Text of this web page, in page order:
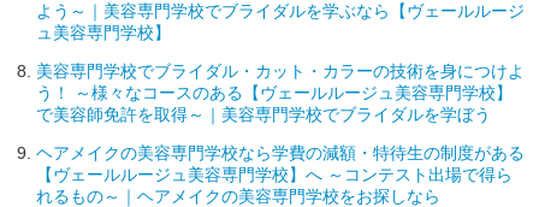
よう～｜美容専門学校でブライダルを学ぶなら【ヴェールルージ
ュ美容専門学校】
美容専門学校でブライダル・カット・カラーの技術を身につけよ
う！ ～様々なコースのある【ヴェールルージュ美容専門学校】
で美容師免許を取得～｜美容専門学校でブライダルを学ぼう
ヘアメイクの美容専門学校なら学費の減額・特待生の制度がある
【ヴェールルージュ美容専門学校】へ ～コンテスト出場で得ら
れるもの～｜ヘアメイクの美容専門学校をお探しなら